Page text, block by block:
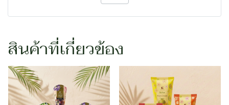
สินค้าที่เกี่ยวข้อง